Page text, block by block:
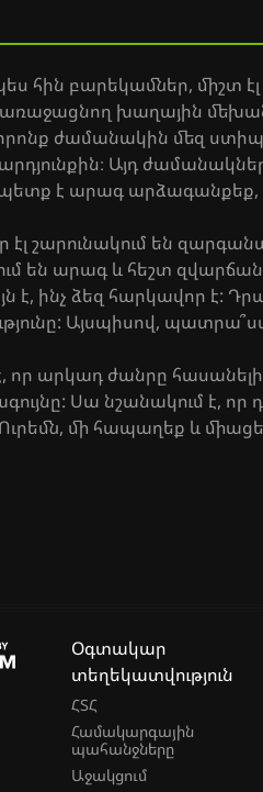
հին բարեկամներ, միշտ
առաջացնող խաղային
ժամանակին մեզ
արդյունքին։ Այդ
է արագ արձագանքեք,
շարունակում են
են արագ և հեշտ
է, ինչ ձեզ հարկավոր է:
Այսպիսով,
որ արկադ ժանրը
Սա նշանակում է,
Ուրեմն, մի հապաղեք և
Օգտակար
տեղեկատվություն
ՀՏՀ
Համակարգային
պահանջները
Աջակցում